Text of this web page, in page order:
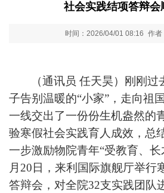
社会实践结项答辩会
时间：2026/04/01 08:16 作者
（通讯员 任天昊）刚刚过
子告别温暖的“小家”，走向祖
一线交出了一份份生机盎然的
验寒假社会实践育人成效，总
一步激励物院青年“受教育、
月20日，来利国际旗舰厅举行
答辩会，对全院32支实践团队